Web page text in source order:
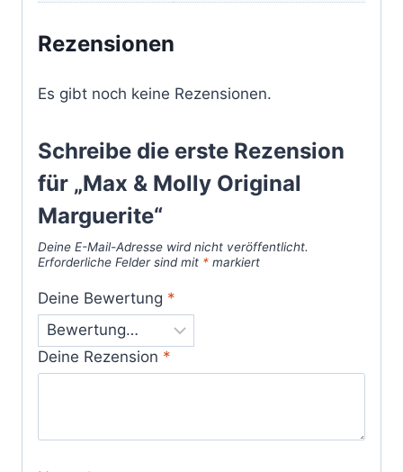
Rezensionen
Es gibt noch keine Rezensionen.
Schreibe die erste Rezension
für „Max & Molly Original
Marguerite“
Deine E-Mail-Adresse wird nicht veröffentlicht.
Erforderliche Felder sind mit * markiert
Deine Bewertung *
Deine Rezension *